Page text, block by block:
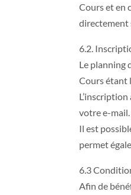
Cours et en
directement
6.2.
Le planning
Cours étant
votre e-
Il est
permet
6.3
Afin de